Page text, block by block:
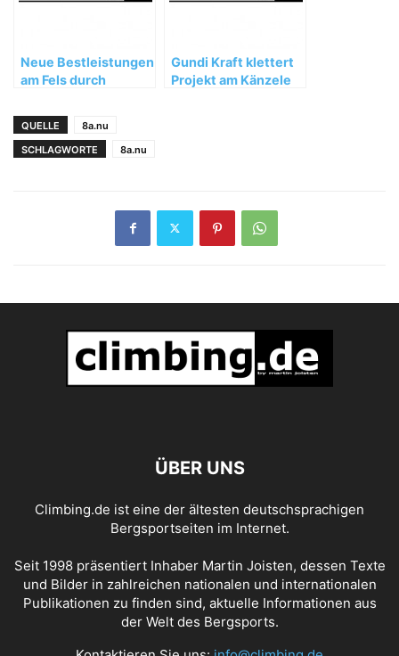
Neue Bestleistungen
am Fels durch
Bindhammer
Gundi Kraft klettert
Projekt am Känzele
QUELLE
8a.nu
SCHLAGWORTE
8a.nu
ÜBER UNS
Climbing.de ist eine der ältesten deutschsprachigen
Bergsportseiten im Internet.
Seit 1998 präsentiert Inhaber Martin Joisten, dessen Texte
und Bilder in zahlreichen nationalen und internationalen
Publikationen zu finden sind, aktuelle Informationen aus
der Welt des Bergsports.